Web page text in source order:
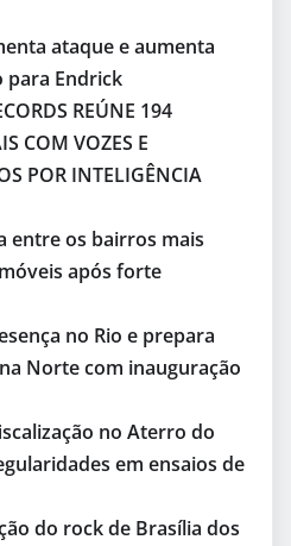
ataque e aumenta
para Endrick
REÚNE 194
COM VOZES E
POR INTELIGÊNCIA
entre os bairros mais
após forte
no Rio e prepara
Norte com inauguração
no Aterro do
em ensaios de
do rock de Brasília dos